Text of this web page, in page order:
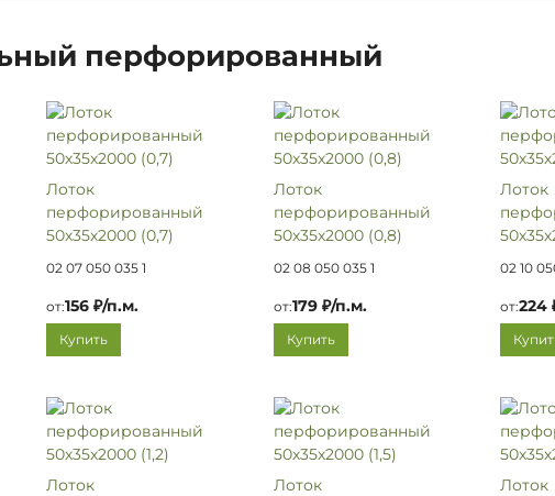
перфорированный
Лоток
перфорированный
50х35х2000 (0,7)
02 07 050 035 1
от:156 ₽/п.м.
Купить
Лоток
перфорированный
50х35х2000 (0,8)
02 08 050 035 1
от:179 ₽/п.м.
Купить
Лоток
02 10
от:224
Лоток
Лоток
Лоток
персональных данных
Запросить цены